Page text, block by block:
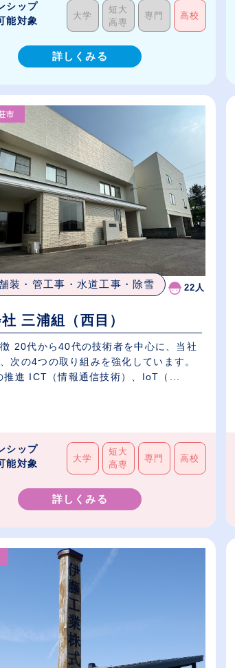
シップ
能対象
大学
短大
高専
専門 高校
詳しくみる
市
装・管工事・水道工事・除雪 22人
三浦組（西目）
20代から40代の技術者を中心に、当社
次の4つの取り組みを強化しています。
推進 ICT（情報通信技術）、IoT（...
シップ
能対象
大学
短大
高専
専門 高校
詳しくみる